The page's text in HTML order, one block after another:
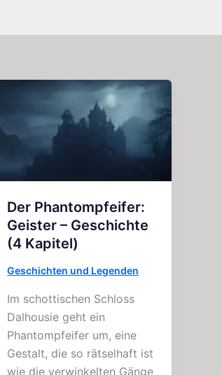
Der Phantompfeifer:
Geister – Geschichte
(4 Kapitel)
Geschichten und Legenden
Im schottischen Schloss
Dalhousie geht ein
Phantompfeifer um, eine
Gestalt, die so rätselhaft ist
wie die verwinkelten Gänge